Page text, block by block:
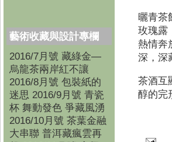
藝術收藏與設計專欄
2016/7月號 藏綠金—
烏龍茶兩岸紅不讓
2016/8月號 包裝紙的
迷思 2016/9月號 青瓷
杯 舞動發色 爭藏風湧
2016/10月號 茶葉金融
大串聯 普洱藏瘋雲再
曬青茶
玫瑰露
熱情奔
深，深
茶酒互
醇的完